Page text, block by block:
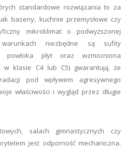
standardowe rozwiązania to za
baseny, kuchnie przemysłowe czy
mikroklimat o podwyższonej
niezbędne są sufity
powłoka płyt oraz wzmocniona
w klasie C4 lub C5) gwarantują, że
pod wpływem agresywnego
właściwości i wygląd przez długie
salach gimnastycznych czy
jest odporność mechaniczna.